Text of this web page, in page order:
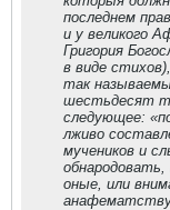
последнем
и у великого
Григория
в виде
так
шестьдесят
следующее:
лживо
мучеников и
оные, или